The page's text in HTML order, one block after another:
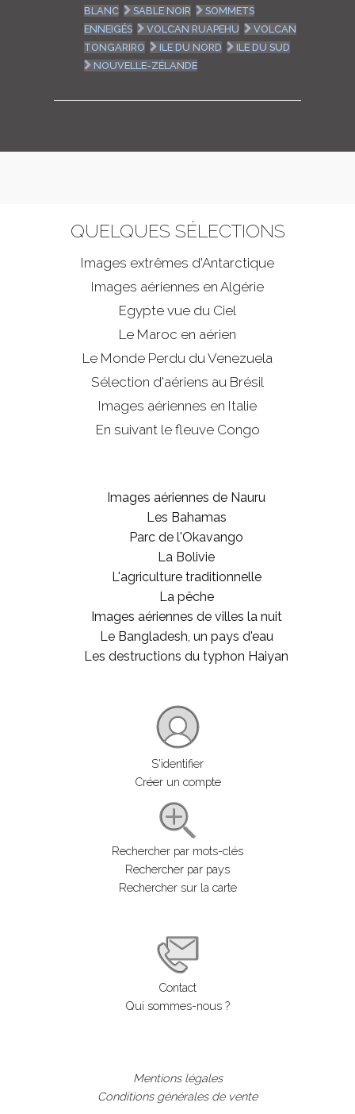
BLANC
SABLE NOIR
SOMMETS
ENNEIGÉS
VOLCAN RUAPEHU
VOLCAN
TONGARIRO
ILE DU NORD
ILE DU SUD
NOUVELLE-ZÉLANDE
QUELQUES SÉLECTIONS
Images extrêmes d'Antarctique
Images aériennes en Algérie
Egypte vue du Ciel
Le Maroc en aérien
Le Monde Perdu du Venezuela
Sélection d'aériens au Brésil
Images aériennes en Italie
En suivant le fleuve Congo
Images aériennes de Nauru
Les Bahamas
Parc de l'Okavango
La Bolivie
L'agriculture traditionnelle
La pêche
Images aériennes de villes la nuit
Le Bangladesh, un pays d'eau
Les destructions du typhon Haiyan
S'identifier
Créer un compte
Rechercher par mots-clés
Rechercher par pays
Rechercher sur la carte
Contact
Qui sommes-nous ?
Mentions légales
Conditions générales de vente